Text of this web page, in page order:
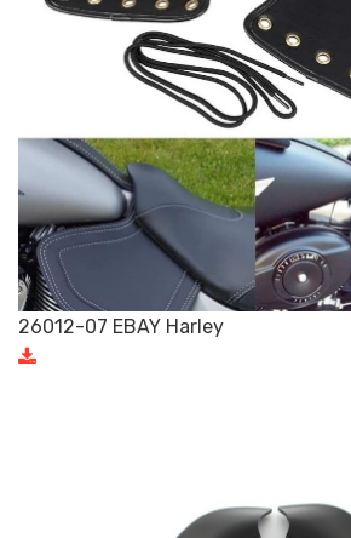
26012-07 EBAY Harley